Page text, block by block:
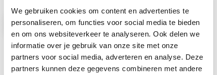
We gebruiken cookies om content en advertenties te
personaliseren, om functies voor social media te bieden
en om ons websiteverkeer te analyseren. Ook delen we
informatie over je gebruik van onze site met onze
partners voor social media, adverteren en analyse. Deze
partners kunnen deze gegevens combineren met andere
Bekijk product
In Winkelwagen